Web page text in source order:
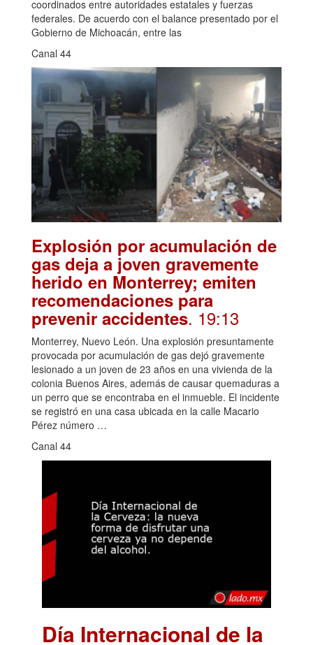
coordinados entre autoridades estatales y fuerzas
federales. De acuerdo con el balance presentado por el
Gobierno de Michoacán, entre las
Canal 44
Explosión por acumulación de
gas deja a joven gravemente
herido en Monterrey; emiten
recomendaciones para
prevenir accidentes. 19:13
Monterrey, Nuevo León. Una explosión presuntamente
provocada por acumulación de gas dejó gravemente
lesionado a un joven de 23 años en una vivienda de la
colonia Buenos Aires, además de causar quemaduras a
un perro que se encontraba en el inmueble. El incidente
se registró en una casa ubicada en la calle Macario
Pérez número …
Canal 44
Día Internacional de la